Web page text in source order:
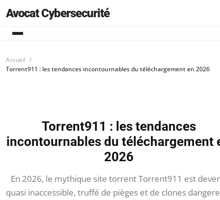
Avocat Cybersecurité
Accueil
Torrent911 : les tendances incontournables du téléchargement en 2026
Torrent911 : les tendances
incontournables du téléchargement
2026
En 2026, le mythique site torrent Torrent911 est
quasi inaccessible, truffé de pièges et de clones